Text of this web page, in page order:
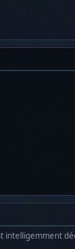
intelligemment